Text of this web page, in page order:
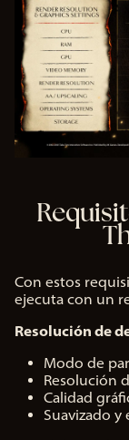
Con estos
ejecuta con un
Resolución de
Modo de
Resolución
Calidad
Suavizado y